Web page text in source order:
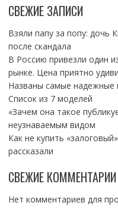
СВЕЖИЕ ЗАПИСИ
Взяли папу за попу: дочь
после скандала
В Россию привезли один
рынке. Цена приятно
Названы самые надежные
Список из 7 моделей
«Зачем она такое
неузнаваемым видом
Как не купить
рассказали
СВЕЖИЕ КОММЕНТАРИИ
Нет комментариев для